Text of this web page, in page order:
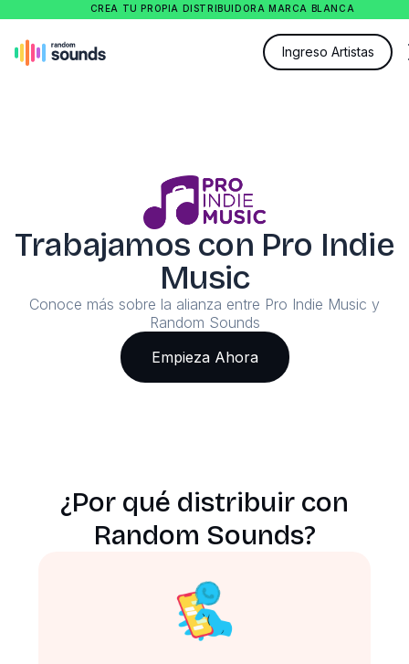
CREA TU PROPIA DISTRIBUIDORA MARCA BLANCA
Ingreso Artistas
Trabajamos con Pro Indie
Music
Conoce más sobre la alianza entre Pro Indie Music y
Random Sounds
Empieza Ahora
¿Por qué distribuir con
Random Sounds?